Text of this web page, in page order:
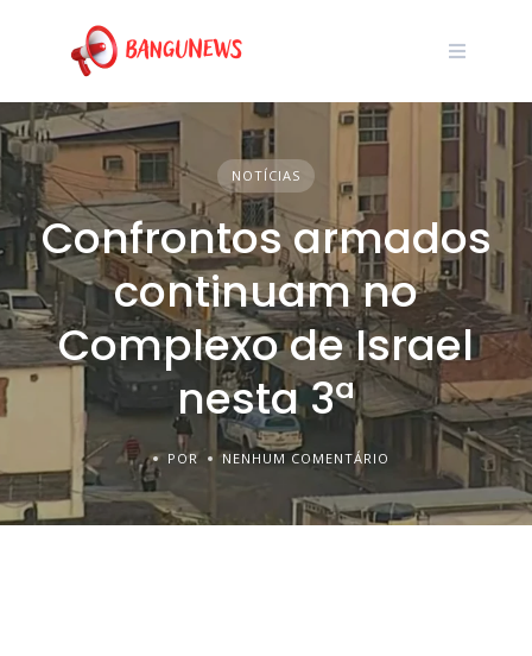
NOTÍCIAS
Confrontos armados
continuam no
Complexo de Israel
nesta 3ª
POR NENHUM COMENTÁRIO